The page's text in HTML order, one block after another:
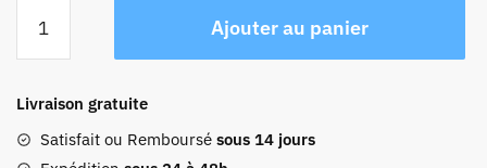
Sac
Dos
Sécurisé
Ajouter au panier
Livraison gratuite
Satisfait ou Remboursé sous 14 jours